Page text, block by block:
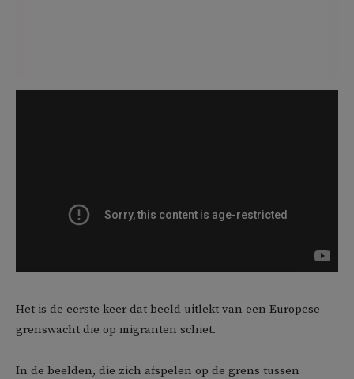
Het is de eerste keer dat beeld uitlekt van een Europese
grenswacht die op migranten schiet.
In de beelden, die zich afspelen op de grens tussen